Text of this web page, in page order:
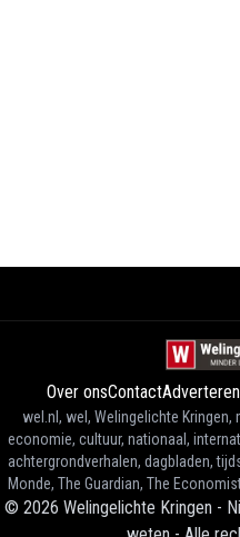
Over onsContactAdverteren
wel.nl, wel, Welingelichte
economie, cultuur, nationaal,
achtergrondverhalen, dagbladen,
Monde, The Guardian, The
© 2026 Welingelichte Kringen -